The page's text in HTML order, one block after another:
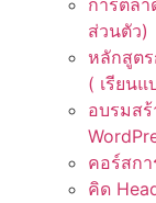
การตล
ส่วนตัว)
หลักสูต
( เรียน
อบรมสร้
คอร์สก
คิด